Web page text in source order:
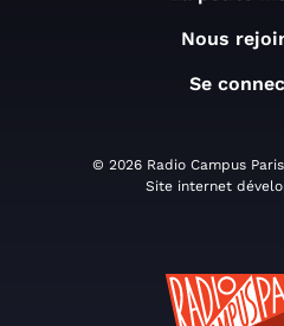
Nous
Se
© 2026 Radio Campus
Site internet